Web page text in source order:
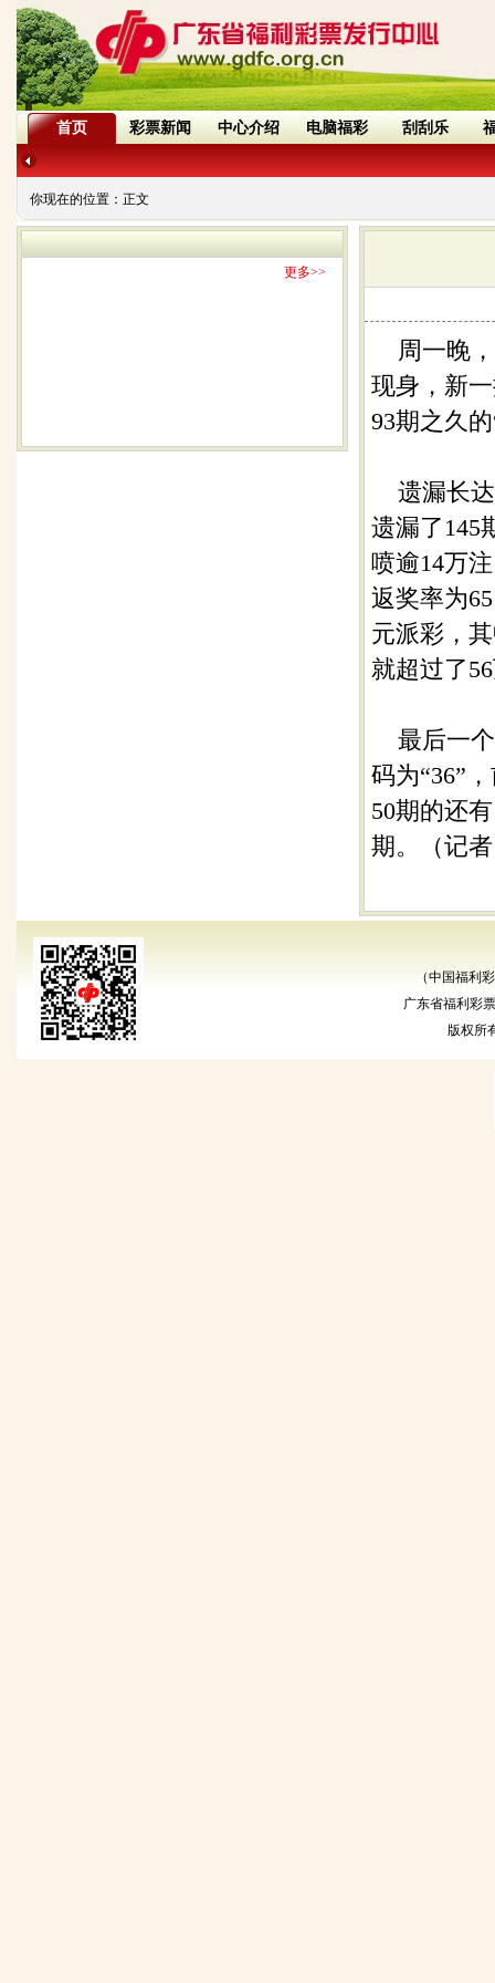
首页 彩票新闻 中心介绍 电脑福彩 刮刮乐
你现在的位置： 正文
更多>>
周一晚，
现身，新
93期之久
遗漏长达
遗漏了145
喷逾14万
返奖率为
元派彩，
就超过了
最后一个
码为“36”
50期的还
期。（记
（中国福利
广东省福利彩
版权所